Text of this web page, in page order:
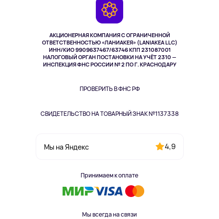
АКЦИОНЕРНАЯ КОМПАНИЯ С ОГРАНИЧЕННОЙ
ОТВЕТСТВЕННОСТЬЮ «ЛАНИАКЕЯ» (LANIAKEA LLC)
ИНН/КИО 9909637467/63746 КПП 231087001
НАЛОГОВЫЙ ОРГАН ПОСТАНОВКИ НА УЧЁТ 2310 —
ИНСПЕКЦИЯ ФНС РОССИИ № 2 ПО Г. КРАСНОДАРУ
ПРОВЕРИТЬ В ФНС РФ
СВИДЕТЕЛЬСТВО НА ТОВАРНЫЙ ЗНАК №1137338
Мы на Яндекс 4,9
Принимаем к оплате
Мы всегда на связи
Одежда и аксессуары